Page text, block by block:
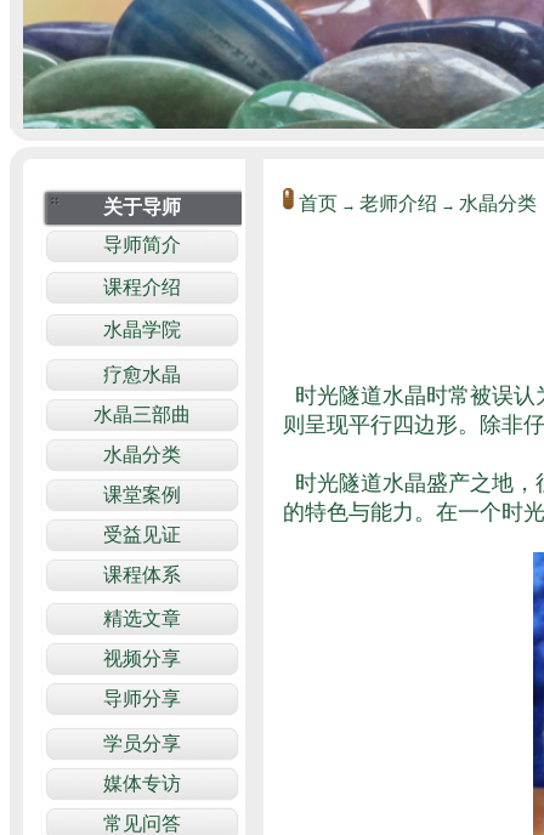
首页 → 老师介绍 → 水晶分类
时光隧道水晶时常被误
则呈现平行四边形。除非
时光隧道水晶盛产之地
的特色与能力。在一个时